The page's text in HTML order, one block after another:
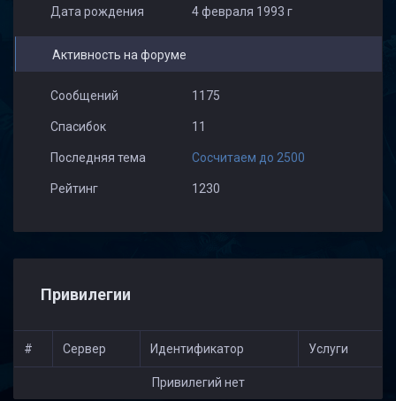
Дата рождения 4 февраля 1993 г
Активность на форуме
Сообщений 1175
Спасибок 11
Последняя тема Сосчитаем до 2500
Рейтинг 1230
Привилегии
# Сервер Идентификатор Услуги
Привилегий нет